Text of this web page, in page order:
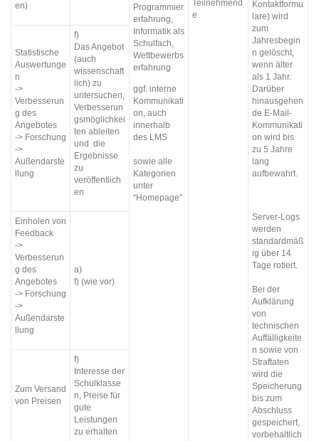
Programmier
erfahrung,
Informatik als
Schulfach,
Wettbewerbs
erfahrung
ggf. interne
Kommunikati
on, auch
innerhalb
des LMS
sowie alle
Kategorien
unter
“Homepage”
Teilnehmend
e
Kontaktformu
lare) wird
zum
Jahresbegin
n gelöscht,
wenn älter
als 1 Jahr.
Darüber
hinausgehen
de E-Mail-
Kommunikati
on wird bis
zu 5 Jahre
lang
aufbewahrt.
Server-Logs
werden
standardmäß
ig über 14
Tage rotiert.
Bei der
Aufklärung
von
technischen
Auffälligkeite
n sowie von
Straftaten
wird die
Speicherung
bis zum
Abschluss
gespeichert,
vorbehaltlich
en)
Statistische
Auswertunge
n
->
Verbesserun
g des
Angebotes
-> Forschung
->
Außendarste
llung
f)
Das Angebot
(auch
wissenschaft
lich) zu
untersuchen,
Verbesserun
gsmöglichkei
ten ableiten
und die
Ergebnisse
zu
veröffentlich
en
Einholen von
Feedback
->
Verbesserun
g des
Angebotes
-> Forschung
->
Außendarste
llung
a)
f) (wie vor)
Zum Versand
von Preisen
f)
Interesse der
Schulklasse
n, Preise für
gute
Leistungen
zu erhalten